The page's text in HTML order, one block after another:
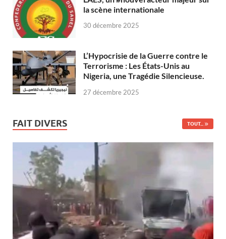
la scène internationale
30 décembre 2025
L’Hypocrisie de la Guerre contre le
Terrorisme : Les États-Unis au
Nigeria, une Tragédie Silencieuse.
27 décembre 2025
FAIT DIVERS TOUT...